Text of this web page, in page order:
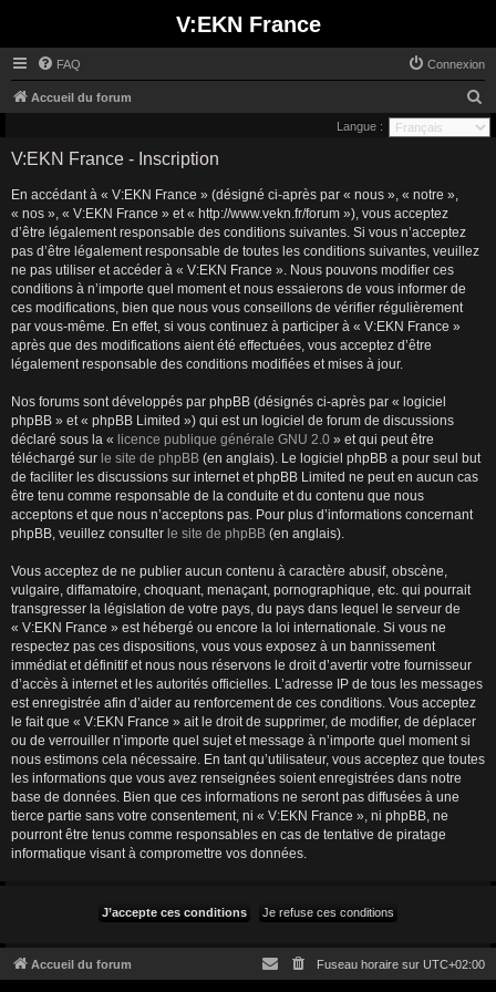
V:EKN France
FAQ Connexion
Accueil du forum
e
Langue :
V:EKN France - Inscription
En accédant à « V:EKN France » (désigné ci-après par « nous », « notre »,
« nos », « V:EKN France » et « http://www.vekn.fr/forum »), vous acceptez
d’être légalement responsable des conditions suivantes. Si vous n’acceptez
pas d’être légalement responsable de toutes les conditions suivantes, veuillez
ne pas utiliser et accéder à « V:EKN France ». Nous pouvons modifier ces
conditions à n’importe quel moment et nous essaierons de vous informer de
ces modifications, bien que nous vous conseillons de vérifier régulièrement
par vous-même. En effet, si vous continuez à participer à « V:EKN France »
après que des modifications aient été effectuées, vous acceptez d’être
légalement responsable des conditions modifiées et mises à jour.
Nos forums sont développés par phpBB (désignés ci-après par « logiciel
phpBB » et « phpBB Limited ») qui est un logiciel de forum de discussions
déclaré sous la « licence publique générale GNU 2.0 » et qui peut être
téléchargé sur le site de phpBB (en anglais). Le logiciel phpBB a pour seul but
de faciliter les discussions sur internet et phpBB Limited ne peut en aucun cas
être tenu comme responsable de la conduite et du contenu que nous
acceptons et que nous n’acceptons pas. Pour plus d’informations concernant
phpBB, veuillez consulter le site de phpBB (en anglais).
Vous acceptez de ne publier aucun contenu à caractère abusif, obscène,
vulgaire, diffamatoire, choquant, menaçant, pornographique, etc. qui pourrait
transgresser la législation de votre pays, du pays dans lequel le serveur de
« V:EKN France » est hébergé ou encore la loi internationale. Si vous ne
respectez pas ces dispositions, vous vous exposez à un bannissement
immédiat et définitif et nous nous réservons le droit d’avertir votre fournisseur
d’accès à internet et les autorités officielles. L’adresse IP de tous les messages
est enregistrée afin d’aider au renforcement de ces conditions. Vous acceptez
le fait que « V:EKN France » ait le droit de supprimer, de modifier, de déplacer
ou de verrouiller n’importe quel sujet et message à n’importe quel moment si
nous estimons cela nécessaire. En tant qu’utilisateur, vous acceptez que toutes
les informations que vous avez renseignées soient enregistrées dans notre
base de données. Bien que ces informations ne seront pas diffusées à une
tierce partie sans votre consentement, ni « V:EKN France », ni phpBB, ne
pourront être tenus comme responsables en cas de tentative de piratage
informatique visant à compromettre vos données.
Accueil du forum Fuseau horaire sur UTC+02:00